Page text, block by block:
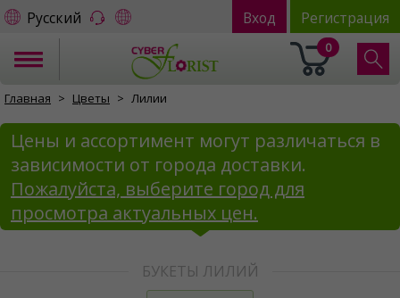
Русский Вход Регистрация
0
Главная Цветы Лилии
Цены и ассортимент могут различаться в
зависимости от города доставки.
Пожалуйста, выберите город для
просмотра актуальных цен.
БУКЕТЫ ЛИЛИЙ